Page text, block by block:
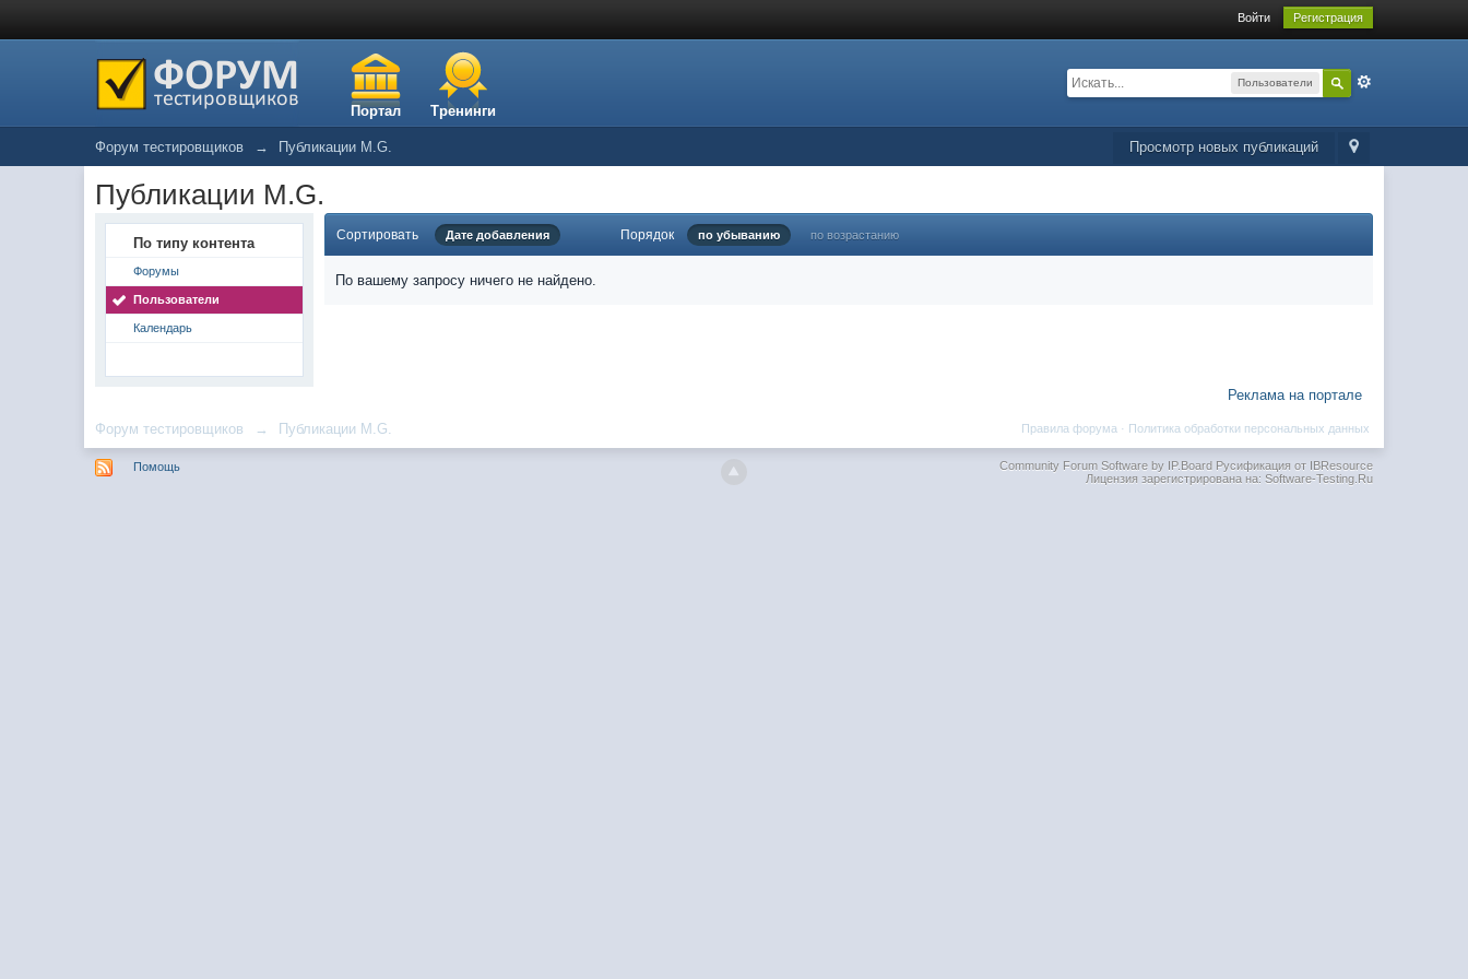
Войти Регистрация
Портал Тренинги
Пользователи
Просмотр новых публикаций
Форум тестировщиков → Публикации M.G.
Публикации M.G.
По типу контента
Форумы
Пользователи
Календарь
Сортировать Дате добавления Порядок по убыванию по возрастанию
По вашему запросу ничего не найдено.
Реклама на портале
Форум тестировщиков → Публикации M.G. Политика обработки персональных данных
Правила форума ·
Помощь Community Forum Software by IP.BoardРусификация от IBResource
Лицензия зарегистрирована на: Software-Testing.Ru